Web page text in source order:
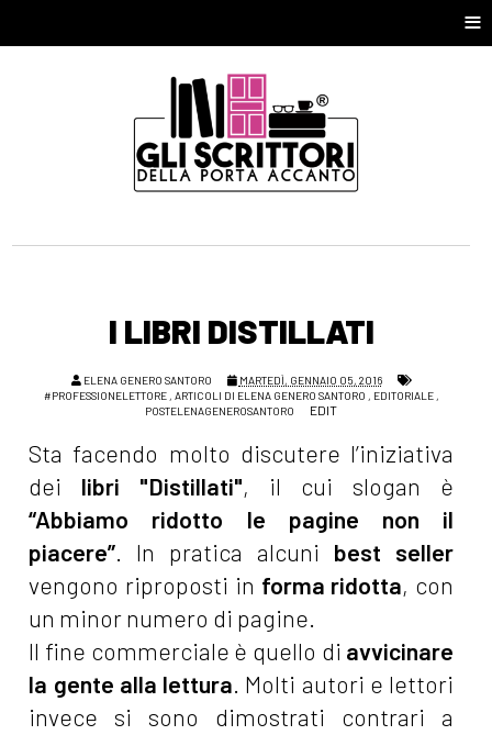
≡
I LIBRI DISTILLATI
ELENA GENERO SANTORO
MARTEDÌ, GENNAIO 05, 2016
#PROFESSIONELETTORE, ARTICOLI DI ELENA GENERO SANTORO , EDITORIALE,
POSTELENAGENEROSANTORO
EDIT
Sta facendo molto discutere l’iniziativa
dei libri "Distillati", il cui slogan è
“Abbiamo ridotto le pagine non il
piacere”. In pratica alcuni best seller
vengono riproposti in forma ridotta, con
un minor numero di pagine.
Il fine commerciale è quello di avvicinare
la gente alla lettura. Molti autori e lettori
invece si sono dimostrati contrari a